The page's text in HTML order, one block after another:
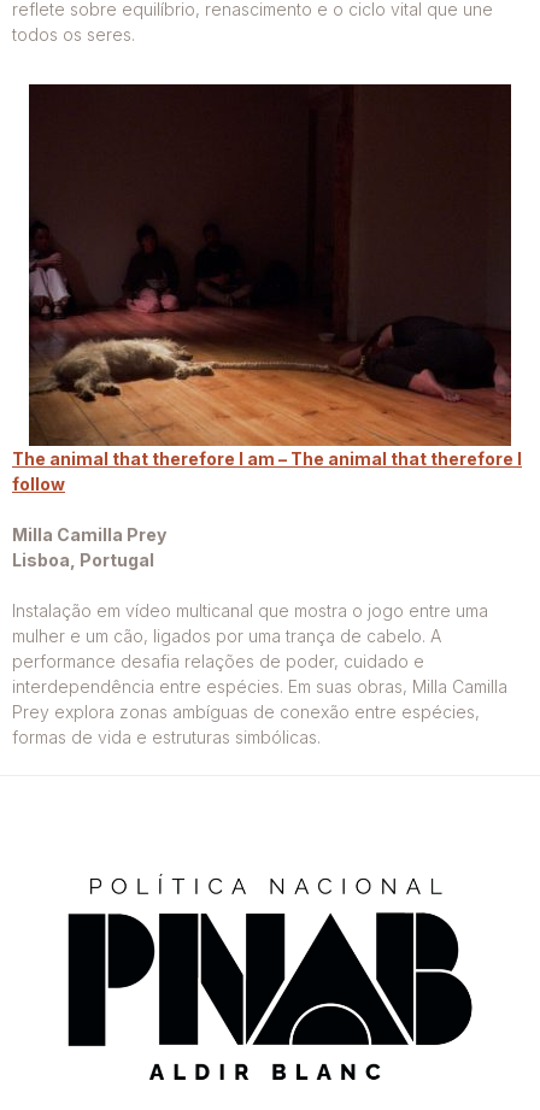
reflete sobre equilíbrio, renascimento e o ciclo vital que une
todos os seres.
The animal that therefore I am – The animal that therefore I
follow
Milla Camilla Prey
Lisboa, Portugal
Instalação em vídeo multicanal que mostra o jogo entre uma
mulher e um cão, ligados por uma trança de cabelo. A
performance desafia relações de poder, cuidado e
interdependência entre espécies. Em suas obras, Milla Camilla
Prey explora zonas ambíguas de conexão entre espécies,
formas de vida e estruturas simbólicas.